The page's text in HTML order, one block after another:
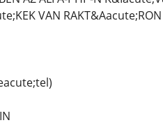
VAN